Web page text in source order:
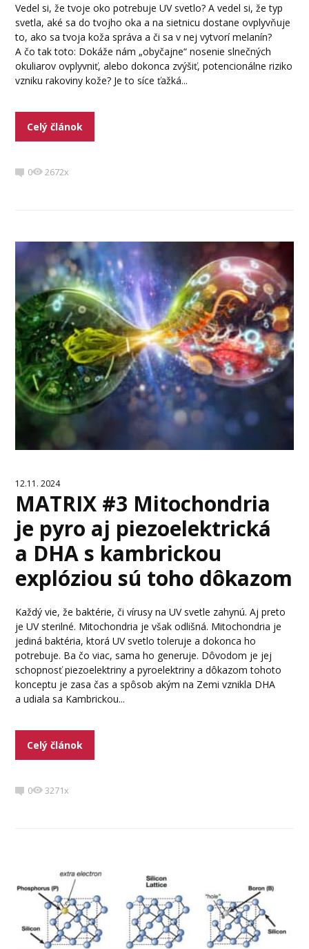
Vedel si, že tvoje oko potrebuje UV svetlo? A vedel si, že typ
svetla, aké sa do tvojho oka a na sietnicu dostane ovplyvňuje
to, ako sa tvoja koža správa a či sa v nej vytvorí melanín?
A čo tak toto: Dokáže nám „obyčajne“ nosenie slnečných
okuliarov ovplyvniť, alebo dokonca zvýšiť, potencionálne riziko
vzniku rakoviny kože? Je to síce ťažká...
Celý článok
0 2672x
12.11. 2024
MATRIX #3 Mitochondria
je pyro aj piezoelektrická
a DHA s kambrickou
explóziou sú toho dôkazom
Každý vie, že baktérie, či vírusy na UV svetle zahynú. Aj preto
je UV sterilné. Mitochondria je však odlišná. Mitochondria je
jediná baktéria, ktorá UV svetlo toleruje a dokonca ho
potrebuje. Ba čo viac, sama ho generuje. Dôvodom je jej
schopnosť piezoelektriny a pyroelektriny a dôkazom tohoto
konceptu je zasa čas a spôsob akým na Zemi vznikla DHA
a udiala sa Kambrickou...
Celý článok
0 3271x